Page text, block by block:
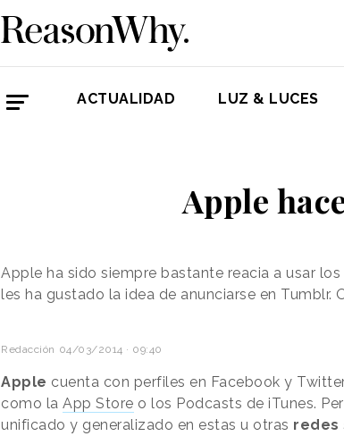
ACTUALIDAD LUZ & LUCES
Apple
Apple ha sido siempre bastante reacia a usar
les ha gustado la idea de anunciarse en Tumblr.
Redacción 04/03/2014 · 09:40
Apple cuenta con perfiles en Facebook y
como la App Store o los Podcasts de iTunes.
unificado y generalizado en estas u otras redes